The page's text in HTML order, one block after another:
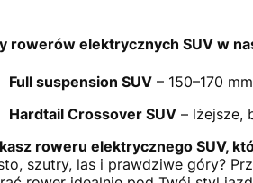
rowerów elektrycznych SUV w
Full suspension SUV – 150–170
Hardtail Crossover SUV – lżejsze,
roweru elektrycznego SUV,
szutry, las i prawdziwe góry?